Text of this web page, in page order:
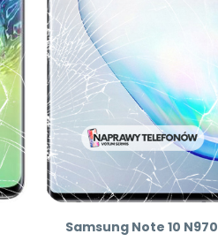
Samsung Note 10 N970